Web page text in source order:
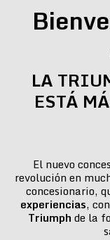
LA
ESTÁ
El nuevo
revolución en
concesionario,
experiencias,
Triumph de la